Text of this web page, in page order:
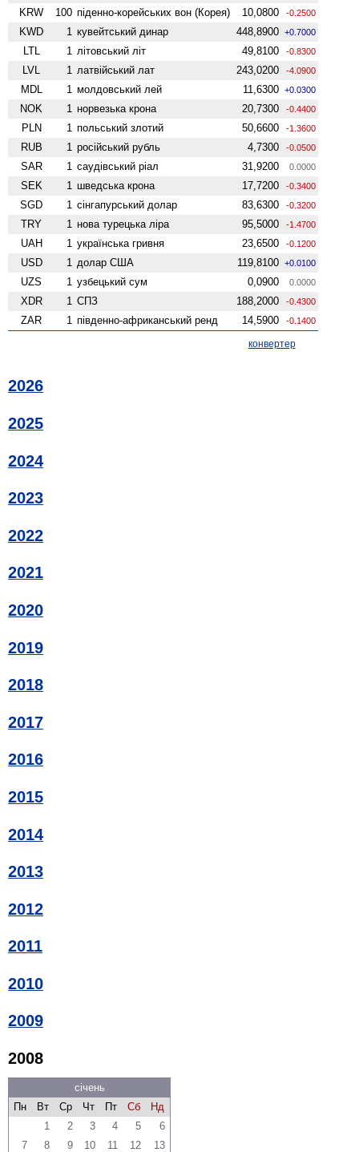
KRW 100 піденно-корейських вон (Корея) 10,0800 -0.2500
KWD 1 кувейтський динар 448,8900 +0.7000
LTL 1 літовський літ 49,8100 -0.8300
LVL 1 латвійський лат 243,0200 -4.0900
MDL 1 молдовський лей 11,6300 +0.0300
NOK 1 норвезька крона 20,7300 -0.4400
PLN 1 польський злотий 50,6600 -1.3600
RUB 1 російський рубль 4,7300 -0.0500
SAR 1 саудівський ріал 31,9200 0.0000
SEK 1 шведська крона 17,7200 -0.3400
SGD 1 сінгапурський долар 83,6300 -0.3200
TRY 1 нова турецька ліра 95,5000 -1.4700
UAH 1 українська гривня 23,6500 -0.1200
USD 1 долар США 119,8100 +0.0100
UZS 1 узбецький сум 0,0900 0.0000
XDR 1 СПЗ 188,2000 -0.4300
ZAR 1 південно-африканський ренд 14,5900 -0.1400
конвертер
2026
2025
2024
2023
2022
2021
2020
2019
2018
2017
2016
2015
2014
2013
2012
2011
2010
2009
2008
січень
Пн
Вт Ср Чт Пт Сб
Нд
1
2 3 4 5
6
7
8 9 10 11 12
13